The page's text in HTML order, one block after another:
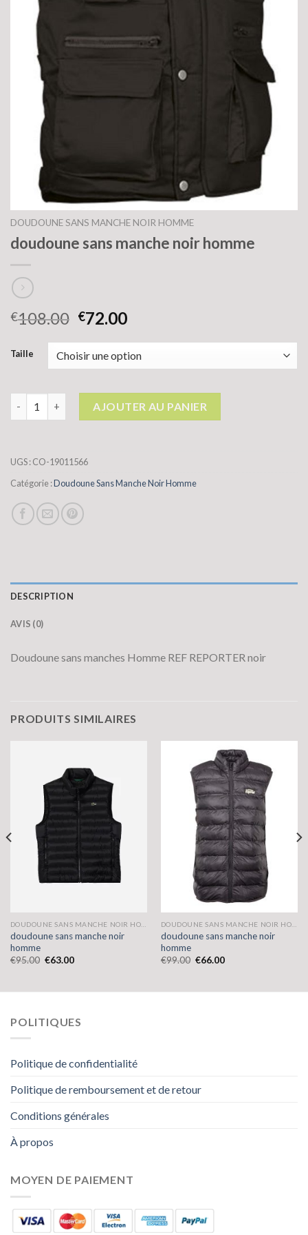
DOUDOUNE SANS MANCHE NOIR HOMME
doudoune sans manche noir homme
€108.00 €72.00
Taille
AJOUTER AU PANIER
UGS :CO-19011566
Catégorie :Doudoune Sans Manche Noir Homme
DESCRIPTION
AVIS (0)
Doudoune sans manches Homme REF REPORTER noir
PRODUITS SIMILAIRES
doudoune sans manche noir
homme
€95.00 €63.00
doudoune sans manche noir
homme
€99.00 €66.00
POLITIQUES
Politique de confidentialité
Politique de remboursement et de retour
Conditions générales
À propos
MOYEN DE PAIEMENT